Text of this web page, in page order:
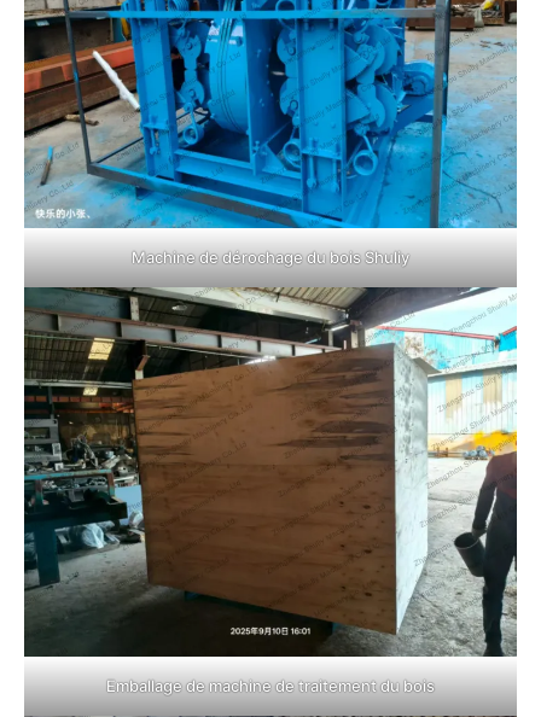
Machine de dérochage du bois Shuliy
Emballage de machine de traitement du bois